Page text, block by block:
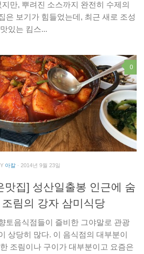
만, 뿌려진 소스까지 완전히 수제의
은 보기가 힘들었는데, 최근 새로 조성
있는 킴스...
0
아칼 · 2014년 9월 23일
맛집] 성산일출봉 인근에 숨
림의 강자 삼미식당
토음식점들이 즐비한 그야말로 관광
상당히 많다. 이 음식점의 대부분이
조림이나 구이가 대부분이고 요즘은